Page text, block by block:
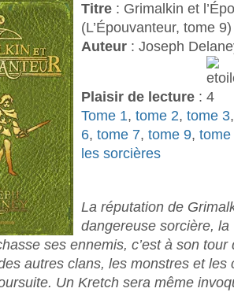
Titre : Grimalkin et
(L’Épouvanteur, tome 9)
Auteur : Joseph
Plaisir de lecture :
Tome 1, tome 2, tome 3
6, tome 7, tome 9, tome
les sorcières
La réputation de
dangereuse sorcière,
ses ennemis, c’est à son tour
autres clans, les monstres et les
Un Kretch sera même